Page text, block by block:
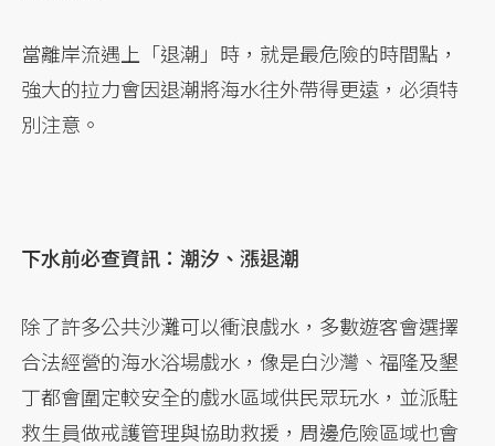
當離岸流遇上「退潮」時，就是最危險的時間點，
強大的拉力會因退潮將海水往外帶得更遠，必須特
別注意。
下水前必查資訊：潮汐、漲退潮
除了許多公共沙灘可以衝浪戲水，多數遊客會選擇
合法經營的海水浴場戲水，像是白沙灣、福隆及墾
丁都會圍定較安全的戲水區域供民眾玩水，並派駐
救生員做戒護管理與協助救援，周邊危險區域也會